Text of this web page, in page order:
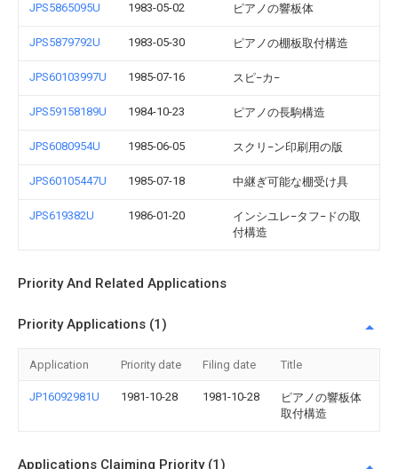
JPS5865095U 1983-05-02 ピアノの響板体
JPS5879792U 1983-05-30 ピアノの棚板取付構造
JPS60103997U 1985-07-16 スピ−カ−
JPS59158189U 1984-10-23 ピアノの長駒構造
JPS6080954U 1985-06-05 スクリ−ン印刷用の版
JPS60105447U 1985-07-18 中継ぎ可能な棚受け具
JPS619382U 1986-01-20
インシユレ−タフ−ドの取
付構造
Priority And Related Applications
Priority Applications (1)
Application Priority date Filing date Title
JP16092981U 1981-10-28 1981-10-28
ピアノの響板体
取付構造
Applications Claiming Priority (1)